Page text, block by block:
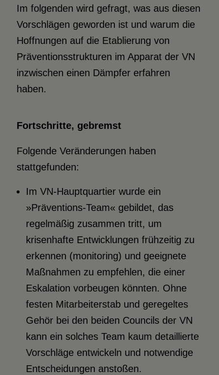
Im folgenden wird gefragt, was aus diesen
Vorschlägen geworden ist und warum die
Hoffnungen auf die Etablierung von
Präventionsstrukturen im Apparat der VN
inzwischen einen Dämpfer erfahren
haben.
Fortschritte, gebremst
Folgende Veränderungen haben
stattgefunden:
Im VN-Hauptquartier wurde ein
»Präventions-Team« gebildet, das
regelmäßig zusammen tritt, um
krisenhafte Entwicklungen frühzeitig zu
erkennen (monitoring) und geeignete
Maßnahmen zu empfehlen, die einer
Eskalation vorbeugen könnten. Ohne
festen Mitarbeiterstab und geregeltes
Gehör bei den beiden Councils der VN
kann ein solches Team kaum detaillierte
Vorschläge entwickeln und notwendige
Entscheidungen anstoßen.